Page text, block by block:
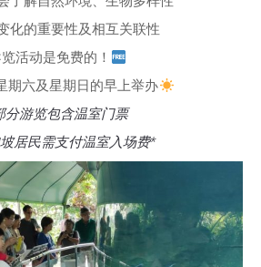
化的重要性及相互关联性
活动是免费的！
期六及星期日的早上举办
分游览包含温室门票
居民需支付温室入场费*